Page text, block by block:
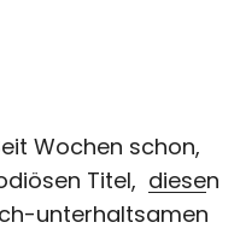
Wochen schon,
Titel, diesen
unterhaltsamen